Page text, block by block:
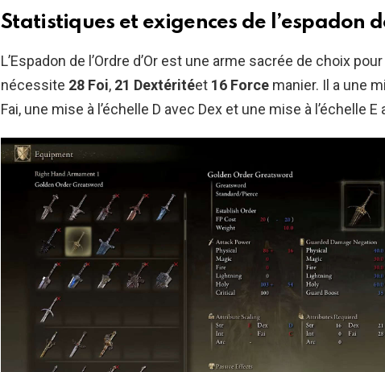
Statistiques et exigences de l’espadon
L’Espadon de l’Ordre d’Or est une arme sacrée de choix
nécessite 28 Foi, 21 Dextéritéet 16 Force manier. Il a une
Fai, une mise à l’échelle D avec Dex et une mise à l’échelle E